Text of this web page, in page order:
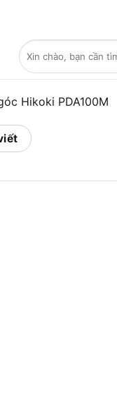
Tìm
kiếm:
Hikoki PDA100M